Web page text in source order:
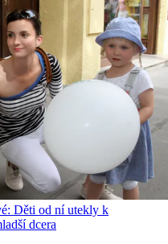
Děti od ní utekly k
dcera